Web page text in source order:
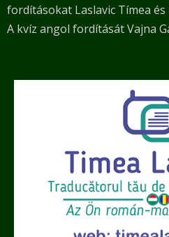
fordításokat Laslavic Tímea
A kvíz angol fordítását Vajna